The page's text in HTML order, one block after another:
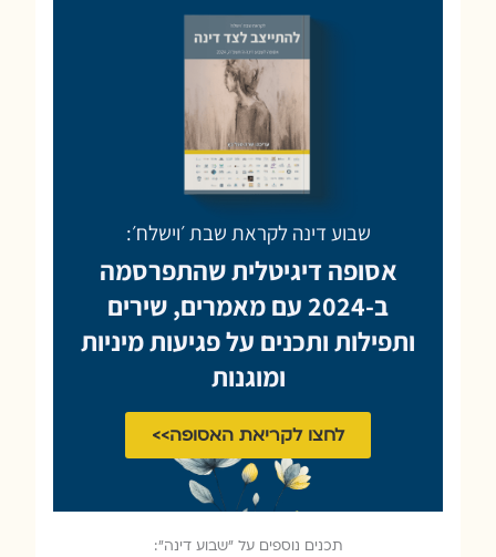
שבוע דינה לקראת שבת ׳וישלח׳:
אסופה דיגיטלית שהתפרסמה
ב-2024 עם מאמרים, שירים
ותפילות ותכנים על פגיעות מיניות
ומוגנות
לחצו לקריאת האסופה>>
תכנים נוספים על ״שבוע דינה״: